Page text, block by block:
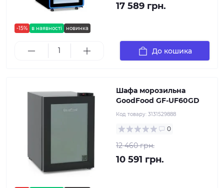
-15% в наявності новинка
17 589 грн.
До кошика
Шафа морозильна
GoodFood GF-UF60GD
Код товару: 3131529888
0
12 460 грн.
10 591 грн.